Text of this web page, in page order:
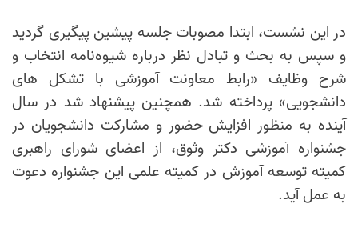
در این نشست، ابتدا مصوبات جلسه پیشین پیگیری گردید
و سپس به بحث و تبادل نظر درباره شیوه‌نامه انتخاب و
شرح وظایف «رابط معاونت آموزشی با تشکل های
دانشجویی» پرداخته شد. همچنین پیشنهاد شد در سال
آینده به منظور افزایش حضور و مشارکت دانشجویان در
جشنواره آموزشی دکتر وثوق، از اعضای شورای راهبری
کمیته توسعه آموزش در کمیته علمی این جشنواره دعوت
به عمل آید.